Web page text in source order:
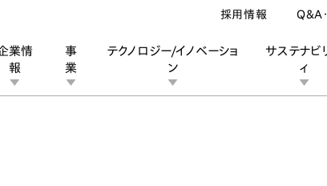
業情
報
事
業
テクノロジー/イノベーショ
ン
サステナビ
ィ
採用情報 Q&A
ンジし新発売 スマート スケープ/アクティブ スケープの2タイ